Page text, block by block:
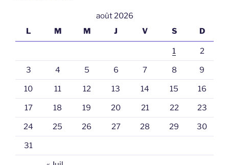
août 2026
L
M M J V S D
1 2
3 4 5 6 7 8 9
10 11 12 13 14 15 16
17 18 19 20 21 22 23
24 25 26 27 28 29 30
31